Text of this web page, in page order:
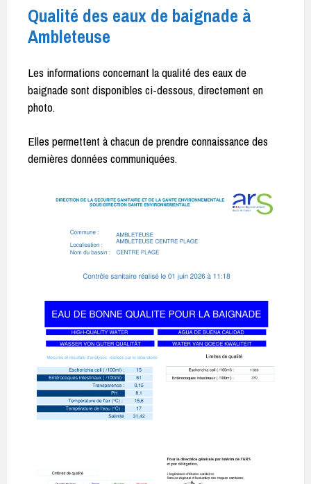
Qualité des eaux de baignade à
Ambleteuse
Les informations concernant la qualité des eaux de
baignade sont disponibles ci-dessous, directement en
photo.
Elles permettent à chacun de prendre connaissance des
dernières données communiquées.